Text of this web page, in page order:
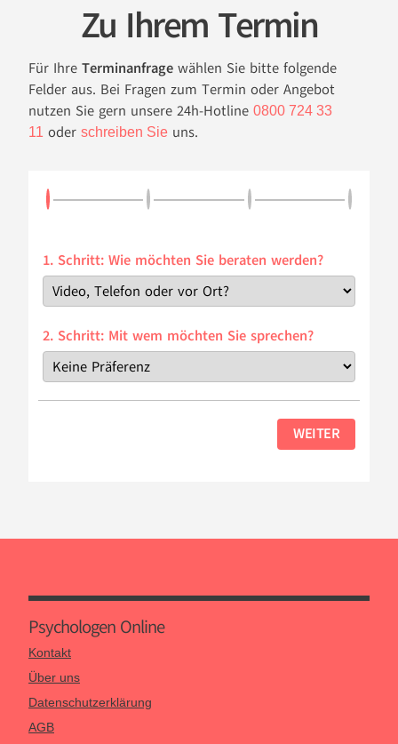
Zu Ihrem Termin
Für Ihre Terminanfrage wählen Sie bitte folgende
Felder aus. Bei Fragen zum Termin oder Angebot
nutzen Sie gern unsere 24h-Hotline 0800 724 33
11 oder schreiben Sie uns.
1. Schritt: Wie möchten Sie beraten werden?
2. Schritt: Mit wem möchten Sie sprechen?
WEITER
Psychologen Online
Kontakt
Über uns
Datenschutzerklärung
AGB